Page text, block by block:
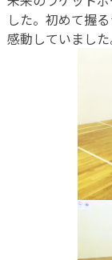
した。初めて握
感動していました